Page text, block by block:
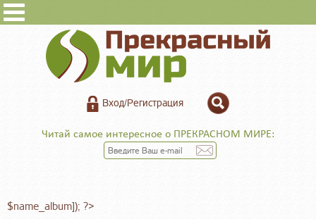
Вход/Регистрация
Читай самое интересное о ПРЕКРАСНОМ МИРЕ:
$name_album]); ?>